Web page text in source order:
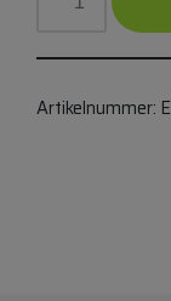
Artikelnummer: